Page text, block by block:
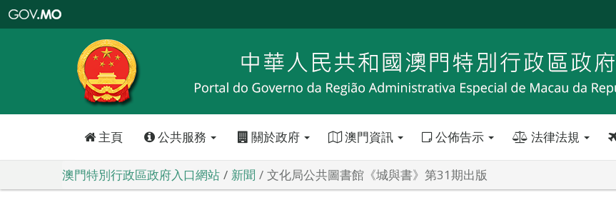
特
政
區
政
口
主頁 公共服務 關於政府 澳門資訊 公佈告示 法律法規
澳門特別行政區政府入口網站 新聞 文化局公共圖書館《城與書》第31期出版